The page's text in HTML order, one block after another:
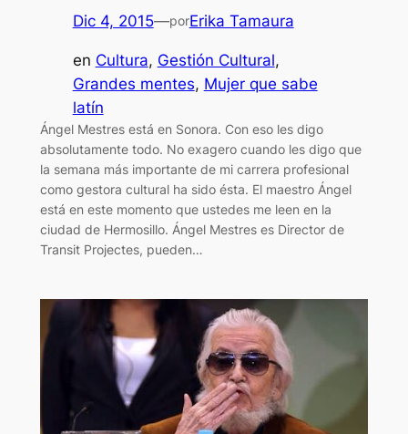
Dic 4, 2015—porErika Tamaura
en Cultura, Gestión Cultural
Grandes mentes, Mujer que sabe
latín
Ángel Mestres está en Sonora. Con eso les digo
absolutamente todo. No exagero cuando les digo que
la semana más importante de mi carrera profesional
como gestora cultural ha sido ésta. El maestro Ángel
está en este momento que ustedes me leen en la
ciudad de Hermosillo. Ángel Mestres es Director de
Transit Projectes, pueden…